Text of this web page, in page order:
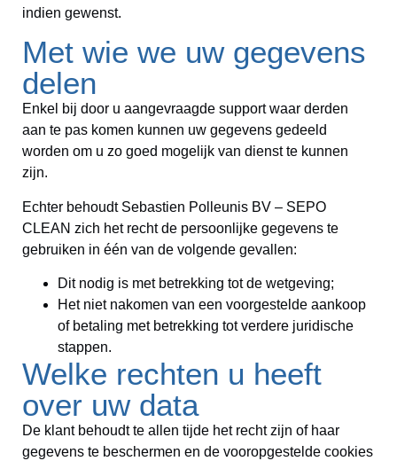
indien gewenst.
Met wie we uw gegevens
delen
Enkel bij door u aangevraagde support waar derden
aan te pas komen kunnen uw gegevens gedeeld
worden om u zo goed mogelijk van dienst te kunnen
zijn.
Echter behoudt Sebastien Polleunis BV – SEPO
CLEAN zich het recht de persoonlijke gegevens te
gebruiken in één van de volgende gevallen:
Dit nodig is met betrekking tot de wetgeving;
Het niet nakomen van een voorgestelde aankoop
of betaling met betrekking tot verdere juridische
stappen.
Welke rechten u heeft
over uw data
De klant behoudt te allen tijde het recht zijn of haar
gegevens te beschermen en de vooropgestelde cookies